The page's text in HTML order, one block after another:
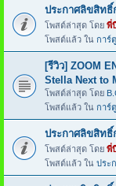
ประกาศลิขสิทธิ์
โพสต์ล่าสุด โดย พี่
โพสต์แล้ว ใน การ์
[รีวิว] ZOOM
Stella Next to
โพสต์ล่าสุด โดย
โพสต์แล้ว ใน การ์
ประกาศลิขสิทธิ์
โพสต์ล่าสุด โดย พี่
โพสต์แล้ว ใน ประ